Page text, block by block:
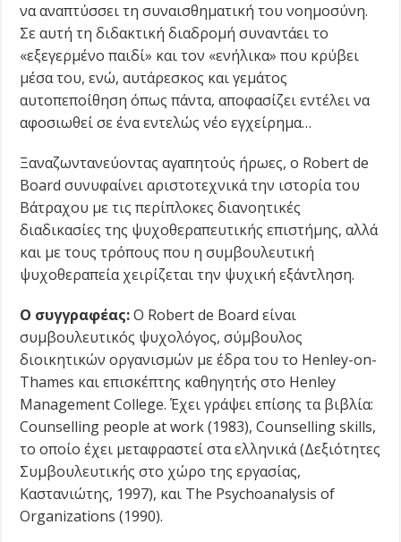
να αναπτύσσει τη συναισθηματική του νοημοσύνη.
Σε αυτή τη διδακτική διαδρομή συναντάει το
«εξεγερμένο παιδί» και τον «ενήλικα» που κρύβει
μέσα του, ενώ, αυτάρεσκος και γεμάτος
αυτοπεποίθηση όπως πάντα, αποφασίζει εντέλει να
αφοσιωθεί σε ένα εντελώς νέο εγχείρημα…
Ξαναζωντανεύοντας αγαπητούς ήρωες, ο Robert de
Board συνυφαίνει αριστοτεχνικά την ιστορία του
Βάτραχου με τις περίπλοκες διανοητικές
διαδικασίες της ψυχοθεραπευτικής επιστήμης, αλλά
και με τους τρόπους που η συμβουλευτική
ψυχοθεραπεία χειρίζεται την ψυχική εξάντληση.
Ο συγγραφέας:Ο Robert de Board είναι
συμβουλευτικός ψυχολόγος, σύμβουλος
διοικητικών οργανισμών με έδρα του το Henley-on-
Thames και επισκέπτης καθηγητής στο Henley
Management College. Έχει γράψει επίσης τα βιβλία:
Counselling people at work (1983), Counselling skills,
το οποίο έχει μεταφραστεί στα ελληνικά (Δεξιότητες
Συμβουλευτικής στο χώρο της εργασίας,
Καστανιώτης, 1997), και The Psychoanalysis of
Organizations (1990).